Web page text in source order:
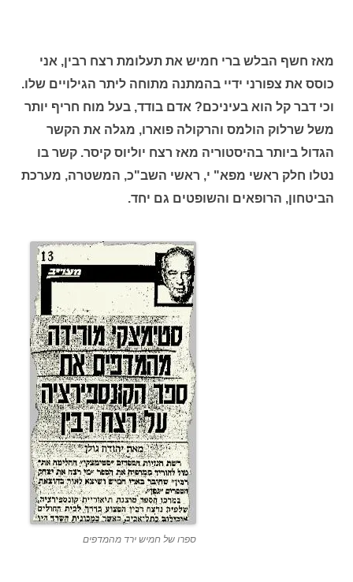
מאז חשף הבלש ברי חמיש את תעלומת רצח רבין, אני
כוסס את צפורני ידיי בהמתנה מתוחה ליתר הגילויים שלו.
וכי דבר קל הוא בעיניכם? אדם בודד, בעל מוח חריף יותר
משל שרלוק הולמס והרקולה פוארו, מגלה את הקשר
הגדול ביותר בהיסטוריה מאז רצח יוליוס קיסר. קשר בו
נטלו חלק ראשי מפא" י, ראשי השב"כ, המשטרה, מערכת
הביטחון, הרופאים והשופטים גם יחד.
ספרו של חמיש ירד מהמדפים